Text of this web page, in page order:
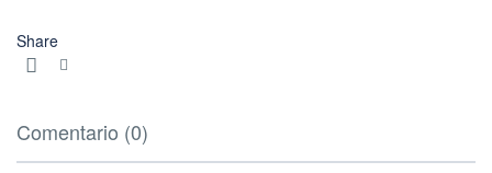
Share
Comentario (0)